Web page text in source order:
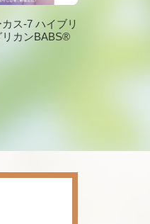
ス-7 ハイブリ
リカンBABS®